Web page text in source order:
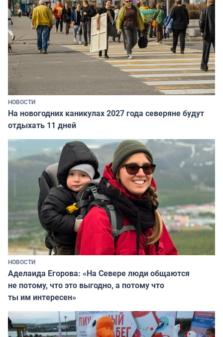
НОВОСТИ
На новогодних каникулах 2027 года северяне будут
отдыхать 11 дней
НОВОСТИ
Аделаида Егорова: «На Севере люди общаются
не потому, что это выгодно, а потому что
ты им интересен»